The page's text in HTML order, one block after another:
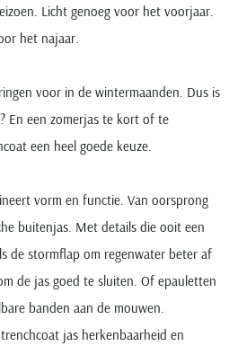
Licht genoeg voor het voorjaar.
het najaar.
voor in de wintermaanden. Dus is
En een zomerjas te kort of te
een heel goede keuze.
vorm en functie. Van oorsprong
buitenjas. Met details die ooit een
de stormflap om regenwater beter af
de jas goed te sluiten. Of epauletten
banden aan de mouwen.
jas herkenbaarheid en